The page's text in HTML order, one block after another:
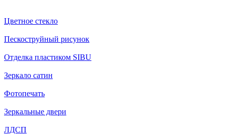
Цветное стекло
Пескоструйный рисунок
Отделка пластиком SIBU
Зеркало сатин
Фотопечать
Зеркальные двери
ЛДСП